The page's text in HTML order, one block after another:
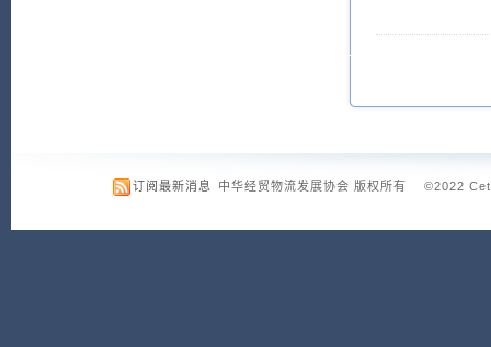
订阅最新消息 中华经贸物流发展协会 版权所有 ©2022